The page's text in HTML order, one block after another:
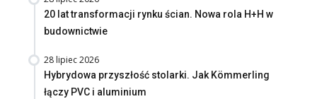
20 lat transformacji rynku ścian. Nowa rola H+H w
budownictwie
28 lipiec 2026
Hybrydowa przyszłość stolarki. Jak Kömmerling
łączy PVC i aluminium